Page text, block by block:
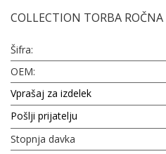
COLLECTION TORBA
Šifra:
OEM:
Vprašaj za izdelek
Pošlji prijatelju
Stopnja davka